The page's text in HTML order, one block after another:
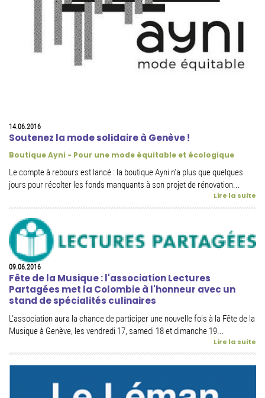
14.06.2016
Soutenez la mode solidaire à Genève !
Boutique Ayni - Pour une mode équitable et écologique
Le compte à rebours est lancé : la boutique Ayni n'a plus que quelques
jours pour récolter les fonds manquants à son projet de rénovation...
Lire la suite
09.06.2016
Fête de la Musique : l'association Lectures
Partagées met la Colombie à l'honneur avec un
stand de spécialités culinaires
L'association aura la chance de participer une nouvelle fois à la Fête de la
Musique à Genève, les vendredi 17, samedi 18 et dimanche 19...
Lire la suite